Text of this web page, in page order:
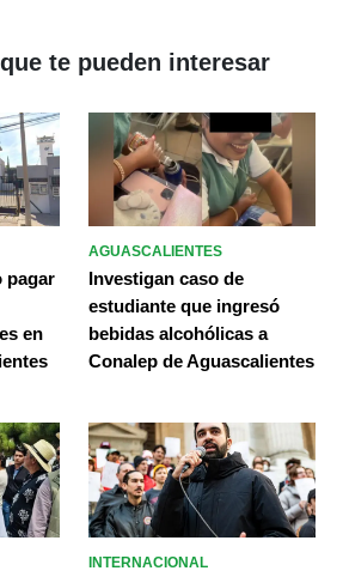
te pueden interesar
pagar
en
AGUASCALIENTES
Investigan caso de
estudiante que ingresó
bebidas alcohólicas a
Conalep de Aguascalientes
INTERNACIONAL